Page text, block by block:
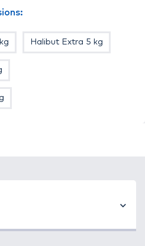
Magyarországon
Halibut Extra 5 kg